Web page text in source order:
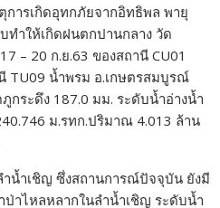
การเกิดอุทกภัยจากอิทธิพล พายุ
ทำให้เกิดฝนตกปานกลาง วัด
– 20 ก.ย.63 ของสถานี CU01
TU09 น้ำพรม อ.เกษตรสมบูรณ์
กระดึง 187.0 มม. ระดับน้ำอ่างน้ำ
ม.รทก.ปริมาณ 4.013 ล้าน
น้ำเชิญ ซึ่งสถานการณ์ปัจจุบัน ยังมี
ป่าไหลหลากในลำน้ำเชิญ ระดับน้ำ